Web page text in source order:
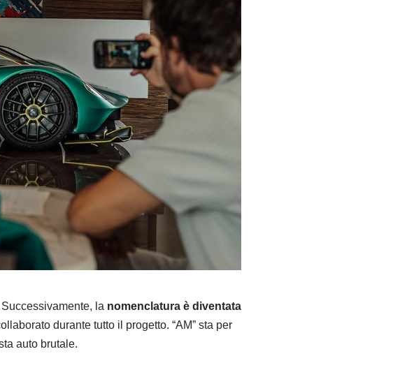
la nomenclatura è diventata
durante tutto il progetto. “AM” sta per
auto brutale.